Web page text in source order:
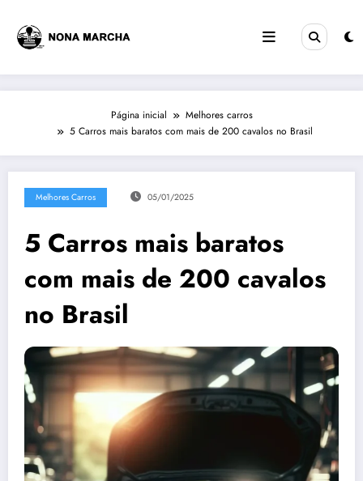
conteúdo
Página inicial
Melhores carros
5 Carros mais baratos com mais de 200 cavalos no Brasil
Melhores Carros 05/01/2025
5 Carros mais baratos
com mais de 200 cavalos
no Brasil